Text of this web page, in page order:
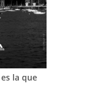
la que